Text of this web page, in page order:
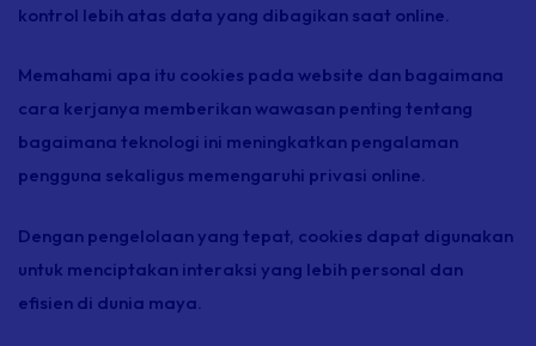
kontrol lebih atas data yang dibagikan saat online.
Memahami apa itu cookies pada website dan bagaimana
cara kerjanya memberikan wawasan penting tentang
bagaimana teknologi ini meningkatkan pengalaman
pengguna sekaligus memengaruhi privasi online.
Dengan pengelolaan yang tepat, cookies dapat digunakan
untuk menciptakan interaksi yang lebih personal dan
efisien di dunia maya.